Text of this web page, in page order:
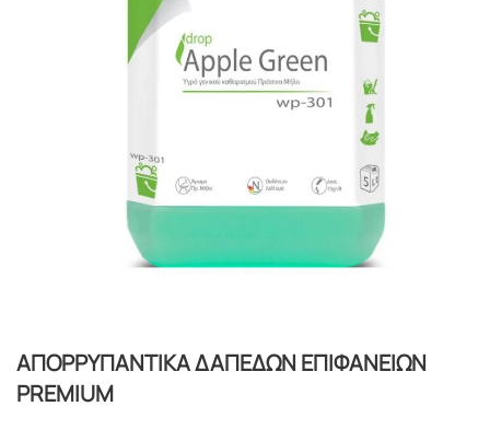
ΑΠΟΡΡΥΠΑΝΤΙΚΑ ΔΑΠΕΔΩΝ ΕΠΙΦΑΝΕΙΩΝ
PREMIUM